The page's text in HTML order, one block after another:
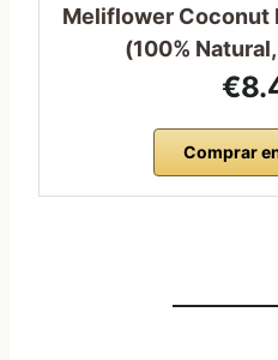
Meliflower Coconut
(100%
Comprar